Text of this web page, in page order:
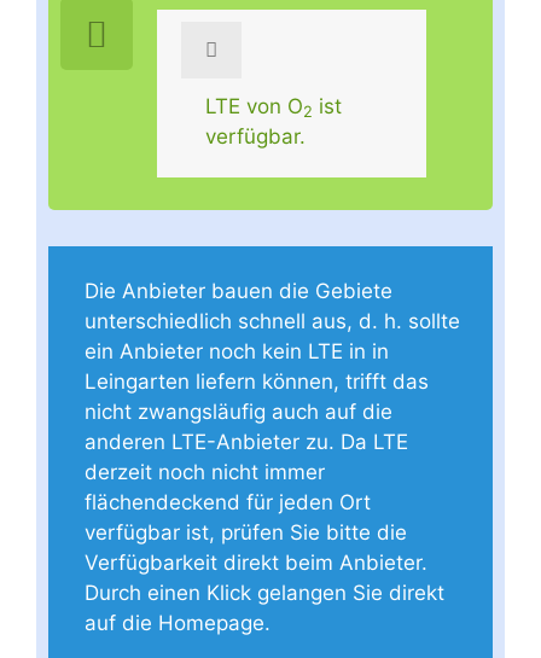
LTE von O2 ist
verfügbar.
Die Anbieter bauen die Gebiete
unterschiedlich schnell aus, d. h. sollte
ein Anbieter noch kein LTE in in
Leingarten liefern können, trifft das
nicht zwangsläufig auch auf die
anderen LTE-Anbieter zu. Da LTE
derzeit noch nicht immer
flächendeckend für jeden Ort
verfügbar ist, prüfen Sie bitte die
Verfügbarkeit direkt beim Anbieter.
Durch einen Klick gelangen Sie direkt
auf die Homepage.